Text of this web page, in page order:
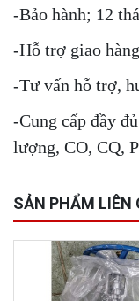
-Bảo hành; 12
-Hỗ trợ giao
-Tư vấn hỗ trợ,
-Cung cấp đầy
lượng, CO, CQ,
SẢN PHẨM LIÊN